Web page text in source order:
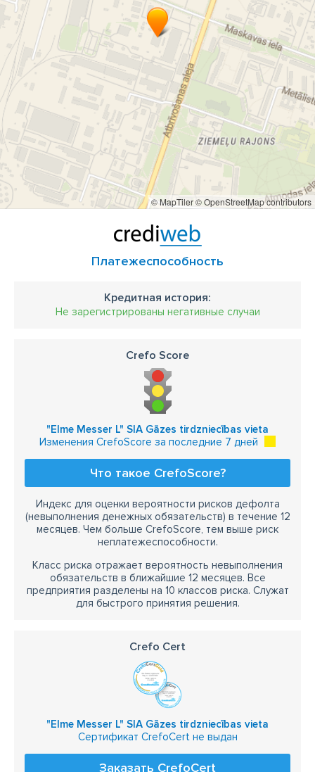
© MapTiler© OpenStreetMap contributors
Платежеспособность
Кредитная история:
Не зарегистрированы негативные случаи
Crefo Score
"Elme Messer L" SIA Gāzes tirdzniecības vieta
Изменения CrefoScore за последние 7 дней
Что такое CrefoScore?
Индекс для оценки вероятности рисков дефолта
(невыполнения денежных обязательств) в течение 12
месяцев. Чем больше CrefoScore, тем выше риск
неплатежеспособности.
Класс риска отражает вероятность невыполнения
обязательств в ближайшие 12 месяцев. Все
предприятия разделены на 10 классов риска. Служат
для быстрого принятия решения.
Crefo Cert
"Elme Messer L" SIA Gāzes tirdzniecības vieta
Сертификат CrefoCert не выдан
Заказать CrefoCert